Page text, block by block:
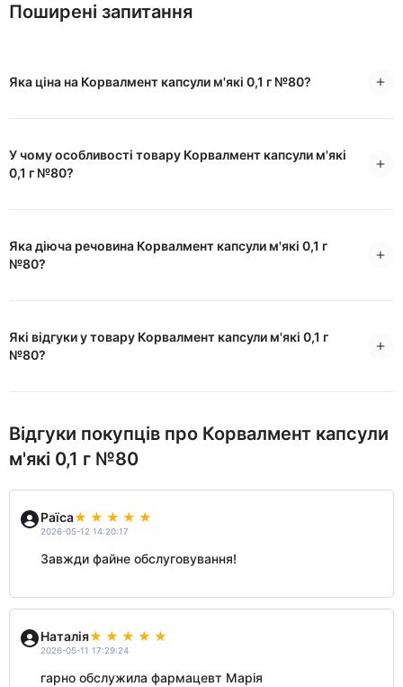
Поширені запитання
Яка ціна на Корвалмент капсули м'які 0,1 г №80?
У чому особливості товару Корвалмент капсули м'які
0,1 г №80?
Яка діюча речовина Корвалмент капсули м'які 0,1 г
№80?
Які відгуки у товару Корвалмент капсули м'які 0,1 г
№80?
Відгуки покупців про Корвалмент капсули
м'які 0,1 г №80
Раїса
2026-05-12 14:20:17
Завжди файне обслуговування!
Наталія
2026-05-11 17:29:24
гарно обслужила фармацевт Марія